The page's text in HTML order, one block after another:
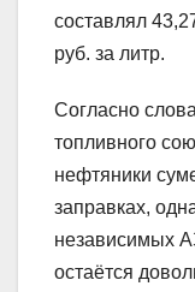
составлял
руб. за литр.
Согласно
топливного
нефтяники
заправках,
независимых
остаётся